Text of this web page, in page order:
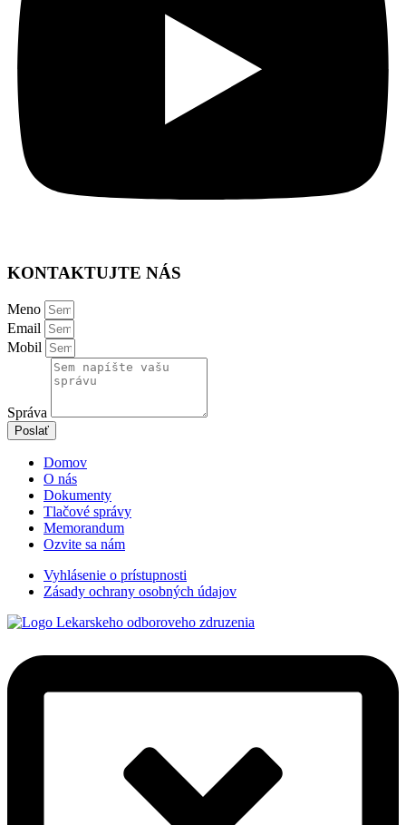
KONTAKTUJTE NÁS
Meno
Email
Mobil
Správa
Poslať
Domov
O nás
Dokumenty
Tlačové správy
Memorandum
Ozvite sa nám
Vyhlásenie o prístupnosti
Zásady ochrany osobných údajov